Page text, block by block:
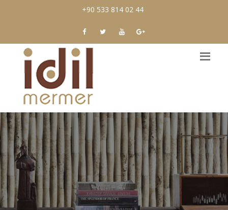
+90 533 814 02 44